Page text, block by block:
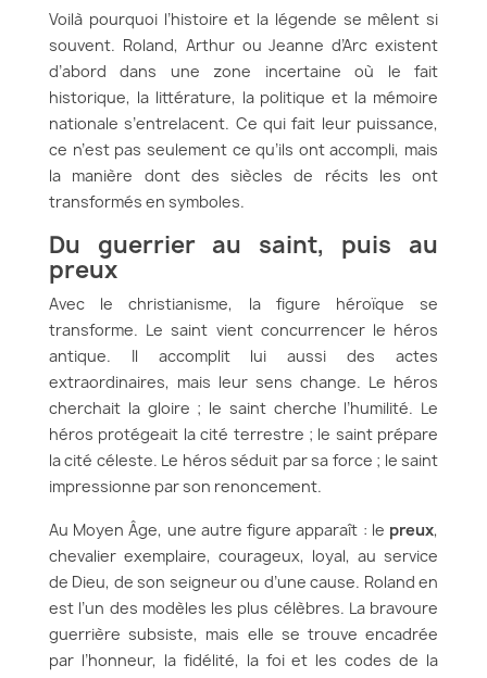
Voilà pourquoi l’histoire et la légende se mêlent si
souvent. Roland, Arthur ou Jeanne d’Arc existent
d’abord dans une zone incertaine où le fait
historique, la littérature, la politique et la mémoire
nationale s’entrelacent. Ce qui fait leur puissance,
ce n’est pas seulement ce qu’ils ont accompli, mais
la manière dont des siècles de récits les ont
transformés en symboles.
Du guerrier au saint, puis au
preux
Avec le christianisme, la figure héroïque se
transforme. Le saint vient concurrencer le héros
antique. Il accomplit lui aussi des actes
extraordinaires, mais leur sens change. Le héros
cherchait la gloire ; le saint cherche l’humilité. Le
héros protégeait la cité terrestre ; le saint prépare
la cité céleste. Le héros séduit par sa force ; le saint
impressionne par son renoncement.
Au Moyen Âge, une autre figure apparaît : le preux,
chevalier exemplaire, courageux, loyal, au service
de Dieu, de son seigneur ou d’une cause. Roland en
est l’un des modèles les plus célèbres. La bravoure
guerrière subsiste, mais elle se trouve encadrée
par l’honneur, la fidélité, la foi et les codes de la